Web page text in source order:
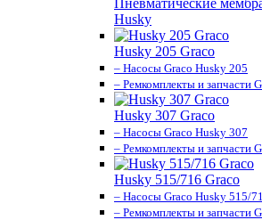
Пневматические
Husky
Husky 205 Graco
– Насосы Graco Husky 205
– Ремкомплекты и запчасти
Husky 307 Graco
– Насосы Graco Husky 307
– Ремкомплекты и запчасти
Husky 515/716 Graco
– Насосы Graco Husky 515/
– Ремкомплекты и запчасти